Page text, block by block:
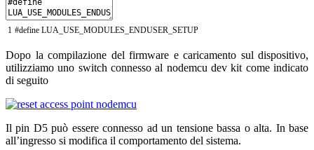
1 #define LUA_USE_MODULES_ENDUSER_SETUP
Dopo la compilazione del firmware e caricamento sul dispositivo,
utilizziamo uno switch connesso al nodemcu dev kit come indicato
di seguito
Il pin D5 può essere connesso ad un tensione bassa o alta. In base
all’ingresso si modifica il comportamento del sistema.